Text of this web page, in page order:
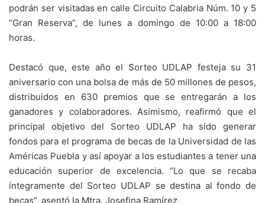
podrán ser visitadas en calle Circuito Calabria Núm. 10 y 5
“Gran Reserva”, de lunes a domingo de 10:00 a 18:00
horas.
Destacó que, este año el Sorteo UDLAP festeja su 31
aniversario con una bolsa de más de 50 millones de pesos,
distribuidos en 630 premios que se entregarán a los
ganadores y colaboradores. Asimismo, reafirmó que el
principal objetivo del Sorteo UDLAP ha sido generar
fondos para el programa de becas de la Universidad de las
Américas Puebla y así apoyar a los estudiantes a tener una
educación superior de excelencia. “Lo que se recaba
íntegramente del Sorteo UDLAP se destina al fondo de
becas”, asentó la Mtra. Josefina Ramírez.